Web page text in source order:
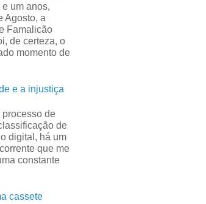
um anos,
Agosto, a
Famalicão
de certeza, o
momento de
e a injustiça
processo de
de
digital, há um
que me
constante
cassete